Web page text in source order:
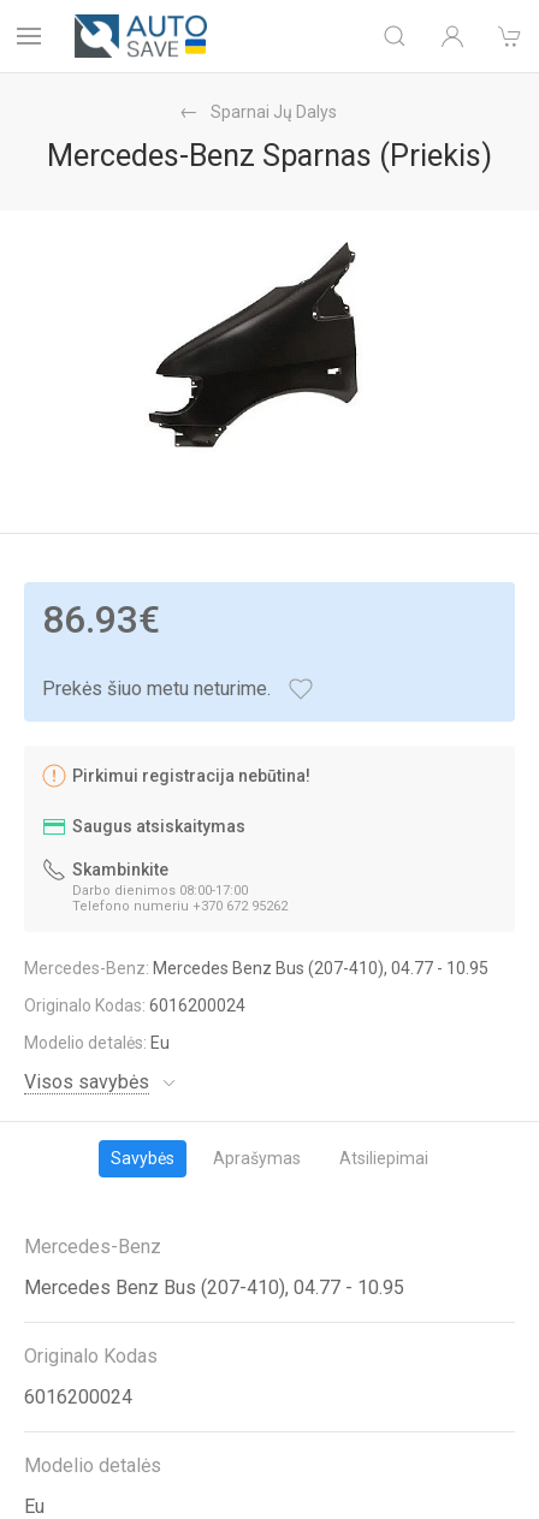
Sparnai Jų Dalys
Mercedes-Benz Sparnas (Priekis)
86.93€
Prekės šiuo metu neturime.
Pirkimui registracija nebūtina!
Saugus atsiskaitymas
Skambinkite
Darbo dienimos 08:00-17:00
Telefono numeriu +370 672 95262
Mercedes-Benz: Mercedes Benz Bus (207-410), 04.77 - 10.95
Originalo Kodas: 6016200024
Modelio detalės: Eu
Visos savybės
Savybės Aprašymas Atsiliepimai
Mercedes-Benz
Mercedes Benz Bus (207-410), 04.77 - 10.95
Originalo Kodas
6016200024
Modelio detalės
Eu